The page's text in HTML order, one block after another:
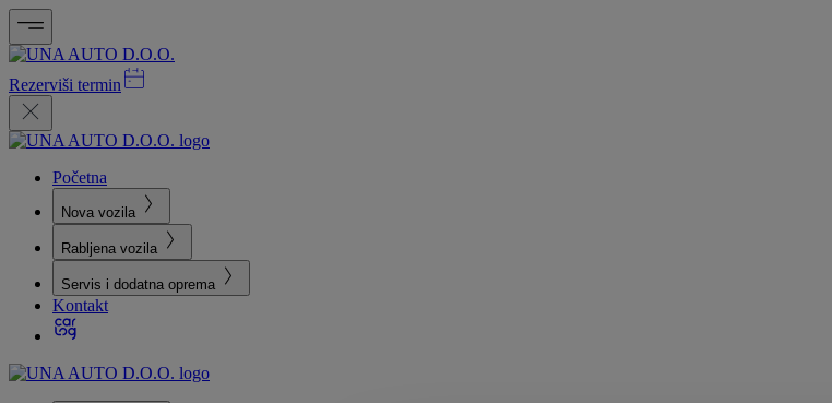
Rezerviši termin
Početna
Nova vozila
Rabljena vozila
Servis i dodatna oprema
Kontakt